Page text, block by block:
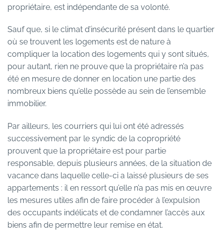
propriétaire, est indépendante de sa volonté.
Sauf que, si le climat d’insécurité présent dans le quartier
où se trouvent les logements est de nature à
compliquer la location des logements qui y sont situés,
pour autant, rien ne prouve que la propriétaire n’a pas
été en mesure de donner en location une partie des
nombreux biens qu’elle possède au sein de l’ensemble
immobilier.
Par ailleurs, les courriers qui lui ont été adressés
successivement par le syndic de la copropriété
prouvent que la propriétaire est pour partie
responsable, depuis plusieurs années, de la situation de
vacance dans laquelle celle-ci a laissé plusieurs de ses
appartements : il en ressort qu’elle n’a pas mis en œuvre
les mesures utiles afin de faire procéder à l’expulsion
des occupants indélicats et de condamner l’accès aux
biens afin de permettre leur remise en état.